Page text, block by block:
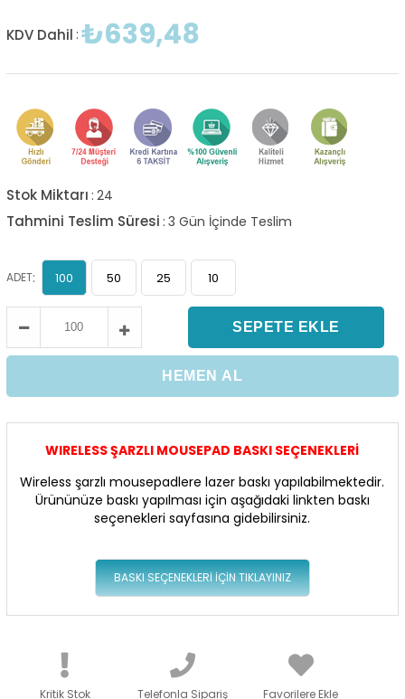
KDV Dahil : ₺639,48
Stok Miktarı : 24
Tahmini Teslim Süresi : 3 Gün İçinde Teslim
ADET: 100 50 25 10
WIRELESS ŞARZLI MOUSEPAD BASKI SEÇENEKLERİ
Wireless şarzlı mousepadlere lazer baskı yapılabilmektedir.
Ürününüze baskı yapılması için aşağıdaki linkten baskı
seçenekleri sayfasına gidebilirsiniz.
BASKI SEÇENEKLERİ İÇİN TIKLAYINIZ
Kritik Stok Telefonla Sipariş Favorilere Ekle